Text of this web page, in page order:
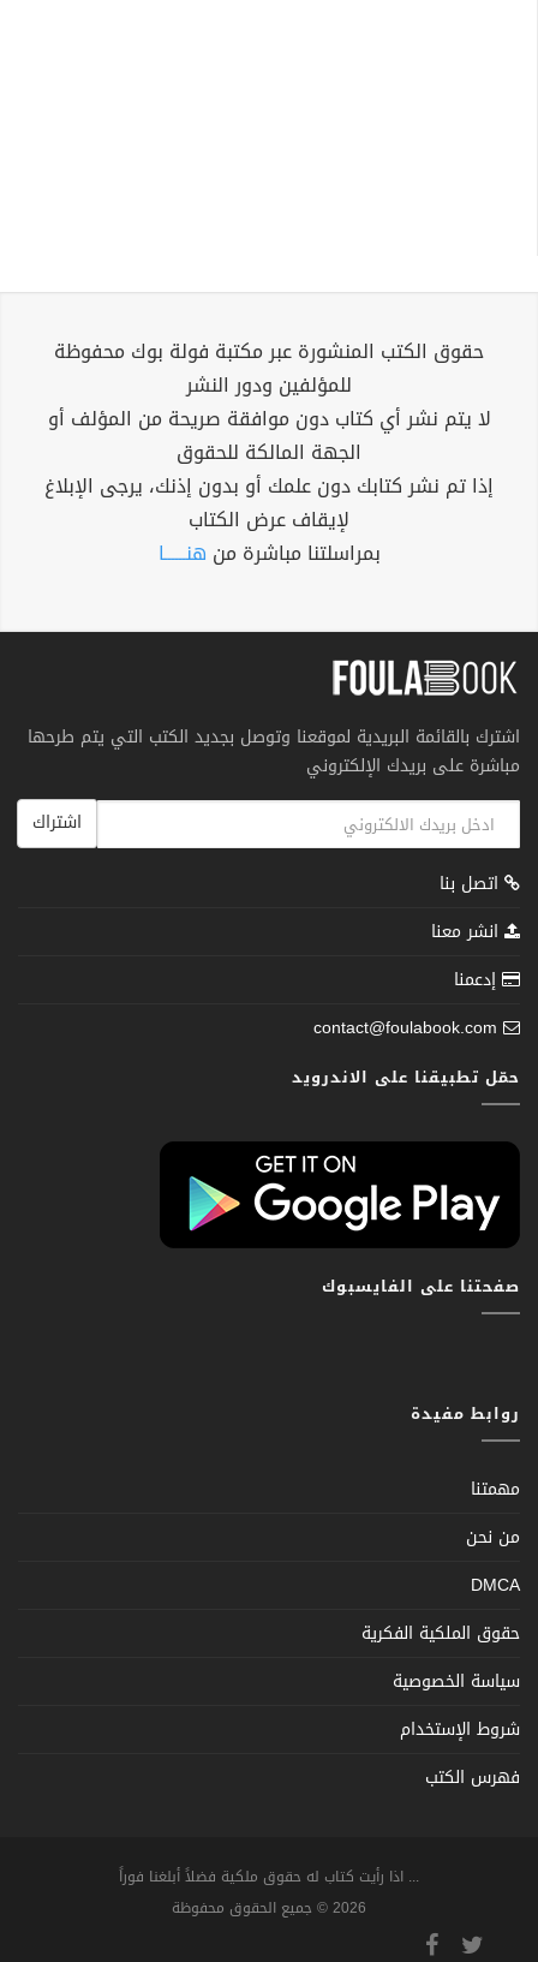
حقوق الكتب المنشورة عبر مكتبة فولة بوك محفوظة
للمؤلفين ودور النشر
لا يتم نشر أي كتاب دون موافقة صريحة من المؤلف أو
الجهة المالكة للحقوق
إذا تم نشر كتابك دون علمك أو بدون إذنك، يرجى الإبلاغ
لإيقاف عرض الكتاب
بمراسلتنا مباشرة من هنــــــا
اشترك بالقائمة البريدية لموقعنا وتوصل بجديد الكتب التي يتم طرحها
مباشرة على بريدك الإلكتروني
اشتراك
اتصل بنا
انشر معنا
إدعمنا
contact@foulabook.com
حمّل تطبيقنا على الاندرويد
صفحتنا على الفايسبوك
روابط مفيدة
مهمتنا
من نحن
DMCA
حقوق الملكية الفكرية
سياسة الخصوصية
شروط الإستخدام
فهرس الكتب
... اذا رأيت كتاب له حقوق ملكية فضلاً أبلغنا فوراً
2026 © جميع الحقوق محفوظة